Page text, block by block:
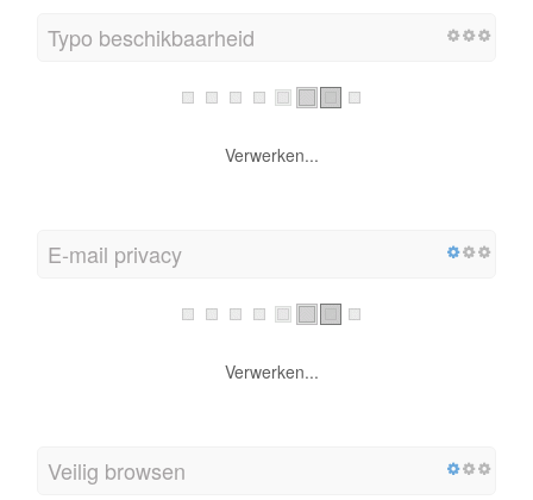
Typo beschikbaarheid
Verwerken...
E-mail privacy
Verwerken...
Veilig browsen